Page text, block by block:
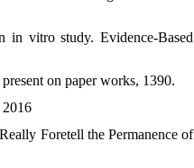
vitro study. Evidence-Based
on paper works, 1390.
2016
Foretell the Permanence of